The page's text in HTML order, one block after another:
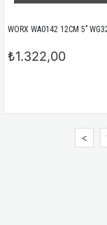
₺1.322,00
<